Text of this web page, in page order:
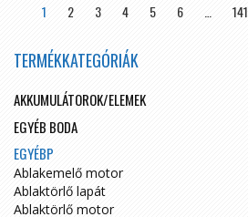
1 2 3 4 5 6 141
TERMÉKKATEGÓRIÁK
AKKUMULÁTOROK/ELEMEK
EGYÉB BODA
EGYÉBP
Ablakemelő motor
Ablaktörlő lapát
Ablaktörlő motor